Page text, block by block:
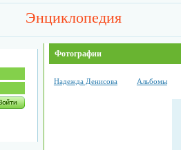
Энциклопедия
Фотографии
Надежда Денисова Альбомы